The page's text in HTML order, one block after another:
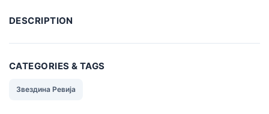
DESCRIPTION
CATEGORIES & TAGS
Звездина Ревија